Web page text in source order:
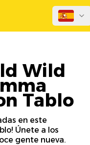
Wild
Tablo
en este
Únete a los
gente nueva.